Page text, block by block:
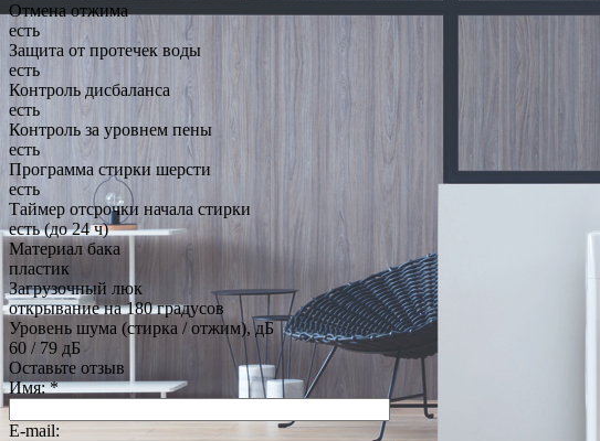
Отмена отжима
есть
Защита от протечек воды
есть
Контроль дисбаланса
есть
Контроль за уровнем пены
есть
Программа стирки шерсти
есть
Таймер отсрочки начала стирки
есть (до 24 ч)
Материал бака
пластик
Загрузочный люк
открывание на 180 градусов
Уровень шума (стирка / отжим), дБ
60 / 79 дБ
Оставьте отзыв
Имя:*
E-mail: